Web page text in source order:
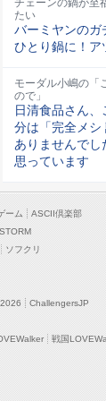
たい
バーミヤンのガ
ひとり鍋に！ア
モーダル小嶋の「
ので」
日清食品さん、
分は「完全メシ
ありませんでし
思っています
ーム
ASCII倶楽部
STORM
ソフクリ
ChallengersJP
戦国